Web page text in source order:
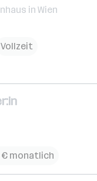
in Wien
Vollzeit
€ monatlich